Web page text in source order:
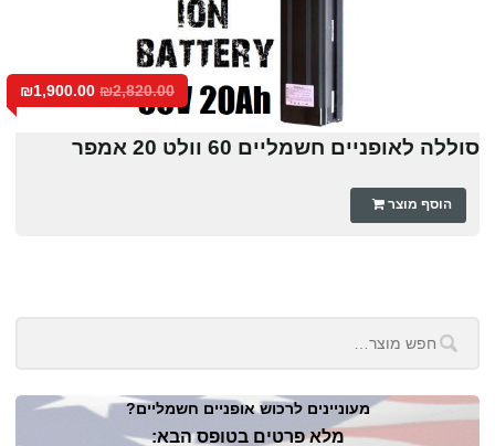
₪2,820.00
₪1,900.00
סוללה לאופניים חשמליים 60 וולט 20 אמפר
הוסף מוצר
מעוניינים לרכוש אופניים חשמליים?
מלא פרטים בטופס הבא: